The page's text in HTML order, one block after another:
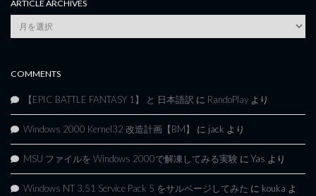
ARTICLE ARCHIVES
Article
Archives
COMMENTS
【EPIC BATTLE FANTASY 1】 と 日本語訳 に RandoPlay より
Windows 2000 Kernel32 改造計画【BM】 に jack より
MSU ファイルを Windows 2000で解凍してみる実験 に Yas より
Windows NT 3.51 Service Pack 5 をサルベージしてみた に kouka よ